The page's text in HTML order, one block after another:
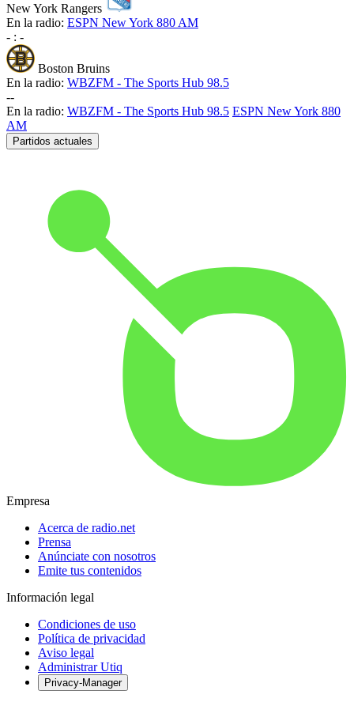
New York Rangers
En la radio: ESPN New York 880 AM
- : -
Boston Bruins
En la radio: WBZFM - The Sports Hub 98.5
--
En la radio: WBZFM - The Sports Hub 98.5 ESPN New York 880
AM
Partidos actuales
Empresa
Acerca de radio.net
Prensa
Anúnciate con nosotros
Emite tus contenidos
Información legal
Condiciones de uso
Política de privacidad
Aviso legal
Administrar Utiq
Privacy-Manager